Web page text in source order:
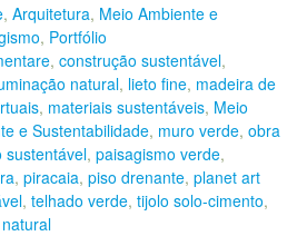
, Arquitetura, Meio Ambiente e
, Portfólio
, construção sustentável,
natural, lieto fine, madeira de
, materiais sustentáveis, Meio
e Sustentabilidade, muro verde, obra
sustentável, paisagismo verde,
, piracaia, piso drenante, planet art
, telhado verde, tijolo solo-cimento,